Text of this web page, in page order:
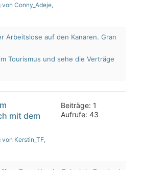
Conny_Adeje,
Arbeitslose auf den Kanaren. Gran
Tourismus und sehe die Verträge
mit dem
Kerstin_TF,
Beiträge: 1
Aufrufe: 43